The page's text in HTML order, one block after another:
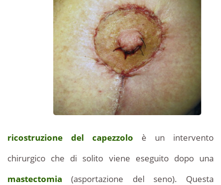
mastectomia
Tunisia
Prezzi
e
informazioni
Prezzi
ricostruzione del capezzolo è un intervento
chirurgico che di solito viene eseguito dopo una
mastectomia (asportazione del seno). Questa